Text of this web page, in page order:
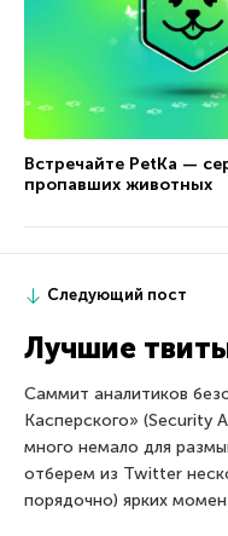
Встречайте PetKa —
пропавших животных
Следующий пост
Лучшие
Саммит аналитиков
Касперского» (Security
много немало для
отберем из Twitter
порядочно) ярких